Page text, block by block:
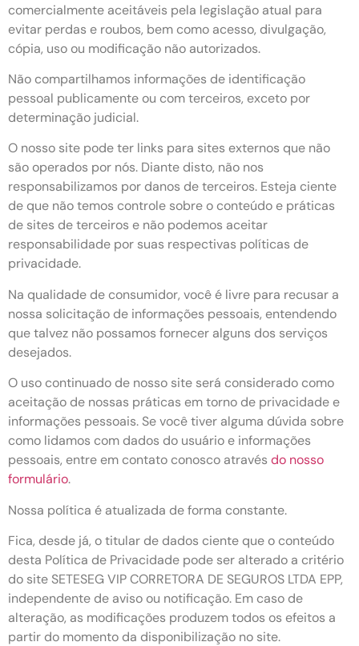
comercialmente aceitáveis pela legislação atual ​​para
evitar perdas e roubos, bem como acesso, divulgação,
cópia, uso ou modificação não autorizados.
Não compartilhamos informações de identificação
pessoal publicamente ou com terceiros, exceto por
determinação judicial.
O nosso site pode ter links para sites externos que não
são operados por nós. Diante disto, não nos
responsabilizamos por danos de terceiros. Esteja ciente
de que não temos controle sobre o conteúdo e práticas
de sites de terceiros e não podemos aceitar
responsabilidade por suas respectivas políticas de
privacidade.
Na qualidade de consumidor, você é livre para recusar a
nossa solicitação de informações pessoais, entendendo
que talvez não possamos fornecer alguns dos serviços
desejados.
O uso continuado de nosso site será considerado como
aceitação de nossas práticas em torno de privacidade e
informações pessoais. Se você tiver alguma dúvida sobre
como lidamos com dados do usuário e informações
pessoais, entre em contato conosco atravésdo nosso
formulário.
Nossa política é atualizada de forma constante.
Fica, desde já, o titular de dados ciente que o conteúdo
desta Política de Privacidade pode ser alterado a critério
do site SETESEG VIP CORRETORA DE SEGUROS LTDA EPP,
independente de aviso ou notificação. Em caso de
alteração, as modificações produzem todos os efeitos a
partir do momento da disponibilização no site.